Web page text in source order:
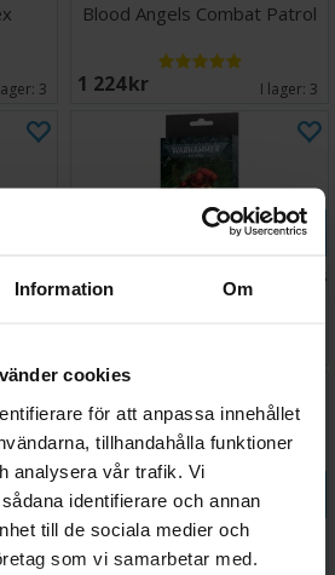
Information Om
cookies
för att anpassa innehållet
tillhandahålla funktioner
analysera vår trafik. Vi
identifierare och annan
till de sociala medier och
som vi samarbetar med.
3
Blood Angels Combat Patrol
1 224 SEK I lager: 3
Köp
Blood Angels Datasheet Cards
Köp
Blood Angels Librarian
Terminator Armour